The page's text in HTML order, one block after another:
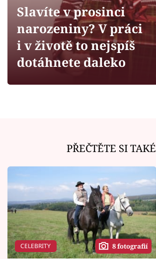
Sledujte prima+
Filmový festival Karlovy Vary
Sledujte nás
Slavíte v prosinci
narozeniny? V práci
i v životě to nejspíš
dotáhnete daleko
PŘEČTĚTE SI TAKÉ
CELEBRITY 8 fotografií